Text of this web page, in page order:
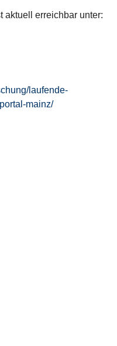
aktuell erreichbar unter:
laufende-
mainz/